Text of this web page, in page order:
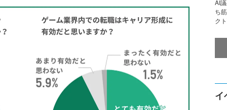
AI
ち
ク
イ